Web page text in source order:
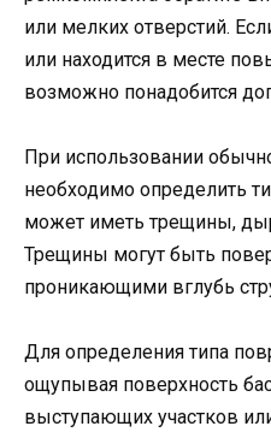
или мелких отверстий.
или находится в месте
возможно понадобится
При использовании
необходимо определить
может иметь трещины,
Трещины могут быть
проникающими вглубь
Для определения типа
ощупывая поверхность
выступающих участков